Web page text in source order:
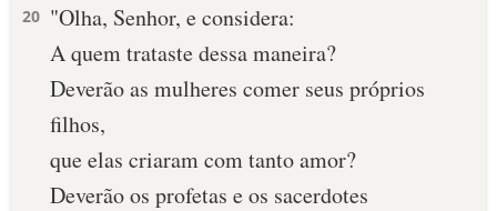
PALAVRA DO DIA
SALMO DO DIA
DEVOCIONAL DIÁRIO
20 "Olha, Senhor, e considera:
A quem trataste dessa maneira?
Deverão as mulheres comer seus próprios
filhos,
que elas criaram com tanto amor?
Deverão os profetas e os sacerdotes